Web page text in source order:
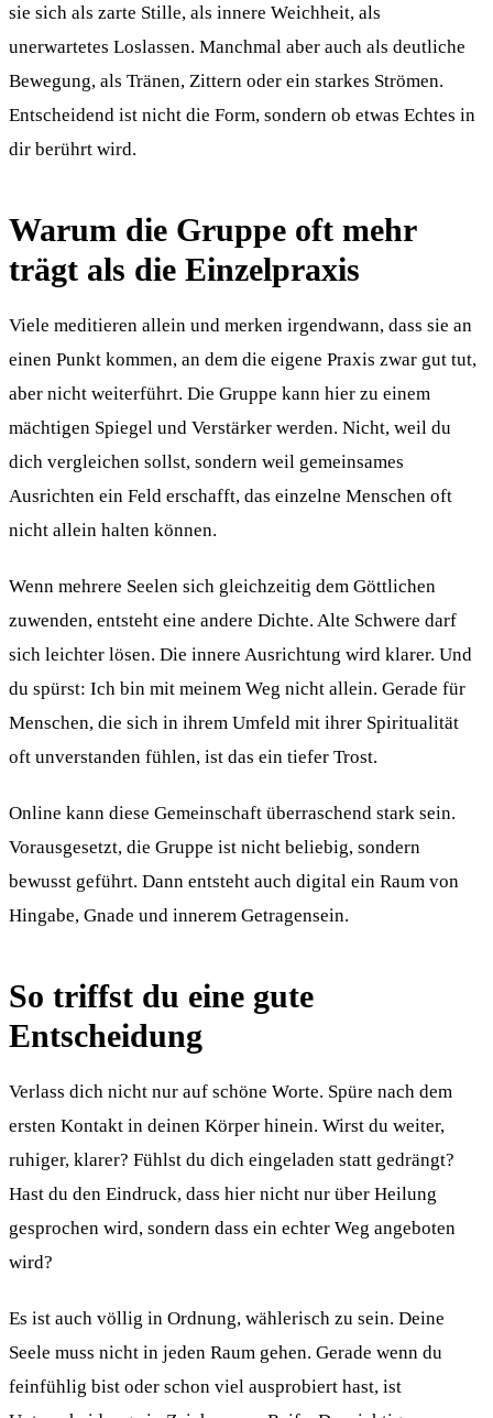
sie sich als zarte Stille, als innere Weichheit, als
unerwartetes Loslassen. Manchmal aber auch als deutliche
Bewegung, als Tränen, Zittern oder ein starkes Strömen.
Entscheidend ist nicht die Form, sondern ob etwas Echtes in
dir berührt wird.
Warum die Gruppe oft mehr
trägt als die Einzelpraxis
Viele meditieren allein und merken irgendwann, dass sie an
einen Punkt kommen, an dem die eigene Praxis zwar gut tut,
aber nicht weiterführt. Die Gruppe kann hier zu einem
mächtigen Spiegel und Verstärker werden. Nicht, weil du
dich vergleichen sollst, sondern weil gemeinsames
Ausrichten ein Feld erschafft, das einzelne Menschen oft
nicht allein halten können.
Wenn mehrere Seelen sich gleichzeitig dem Göttlichen
zuwenden, entsteht eine andere Dichte. Alte Schwere darf
sich leichter lösen. Die innere Ausrichtung wird klarer. Und
du spürst: Ich bin mit meinem Weg nicht allein. Gerade für
Menschen, die sich in ihrem Umfeld mit ihrer Spiritualität
oft unverstanden fühlen, ist das ein tiefer Trost.
Online kann diese Gemeinschaft überraschend stark sein.
Vorausgesetzt, die Gruppe ist nicht beliebig, sondern
bewusst geführt. Dann entsteht auch digital ein Raum von
Hingabe, Gnade und innerem Getragensein.
So triffst du eine gute
Entscheidung
Verlass dich nicht nur auf schöne Worte. Spüre nach dem
ersten Kontakt in deinen Körper hinein. Wirst du weiter,
ruhiger, klarer? Fühlst du dich eingeladen statt gedrängt?
Hast du den Eindruck, dass hier nicht nur über Heilung
gesprochen wird, sondern dass ein echter Weg angeboten
wird?
Es ist auch völlig in Ordnung, wählerisch zu sein. Deine
Seele muss nicht in jeden Raum gehen. Gerade wenn du
feinfühlig bist oder schon viel ausprobiert hast, ist